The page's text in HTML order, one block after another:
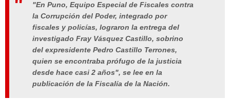
"En Puno, Equipo Especial de Fiscales contra
la Corrupción del Poder, integrado por
fiscales y policías, lograron la entrega del
investigado Fray Vásquez Castillo, sobrino
del expresidente Pedro Castillo Terrones,
quien se encontraba prófugo de la justicia
desde hace casi 2 años", se lee en la
publicación de la Fiscalía de la Nación.